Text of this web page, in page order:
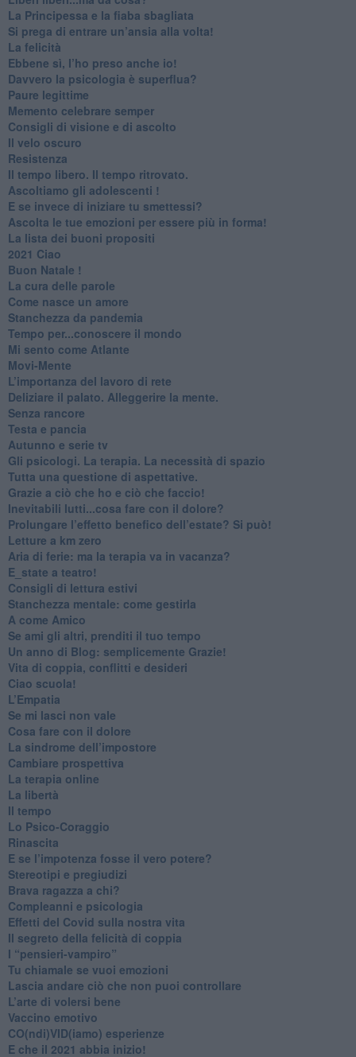
​La Principessa e la fiaba sbagliata
Si prega di entrare un’ansia alla volta!
​La felicità
​Ebbene sì, l’ho preso anche io!
​Davvero la psicologia è superflua?
Paure legittime
​Memento celebrare semper
​Consigli di visione e di ascolto
​Il velo oscuro
Resistenza
​Il tempo libero. Il tempo ritrovato.
Ascoltiamo gli adolescenti !
​E se invece di iniziare tu smettessi?
​Ascolta le tue emozioni per essere più in forma!
​La lista dei buoni propositi
2021 Ciao
Buon Natale !
​La cura delle parole
​Come nasce un amore
Stanchezza da pandemia
​Tempo per...conoscere il mondo
​Mi sento come Atlante
​Movi-Mente
​L’importanza del lavoro di rete
​Deliziare il palato. Alleggerire la mente.
​Senza rancore
​Testa e pancia
​Autunno e serie tv
​Gli psicologi. La terapia. La necessità di spazio
​Tutta una questione di aspettative.
​Grazie a ciò che ho e ciò che faccio!
​Inevitabili lutti...cosa fare con il dolore?
Prolungare l’effetto benefico dell’estate? Si può!
​Letture a km zero
​Aria di ferie: ma la terapia va in vacanza?
​E_state a teatro!
​Consigli di lettura estivi
​Stanchezza mentale: come gestirla
​A come Amico
​Se ami gli altri, prenditi il tuo tempo
​Un anno di Blog: semplicemente Grazie!
​Vita di coppia, conflitti e desideri
​Ciao scuola!
​L’Empatia
​Se mi lasci non vale
Cosa fare con il dolore
​La sindrome dell’impostore
​Cambiare prospettiva
La terapia online
La libertà
​Il tempo
​Lo Psico-Coraggio
Rinascita
​E se l’impotenza fosse il vero potere?
Stereotipi e pregiudizi
​Brava ragazza a chi?
​Compleanni e psicologia
Effetti del Covid sulla nostra vita
Il segreto della felicità di coppia
​I “pensieri-vampiro”
​Tu chiamale se vuoi emozioni
​Lascia andare ciò che non puoi controllare
L’arte di volersi bene
​Vaccino emotivo
CO(ndi)VID(iamo) esperienze
​E che il 2021 abbia inizio!